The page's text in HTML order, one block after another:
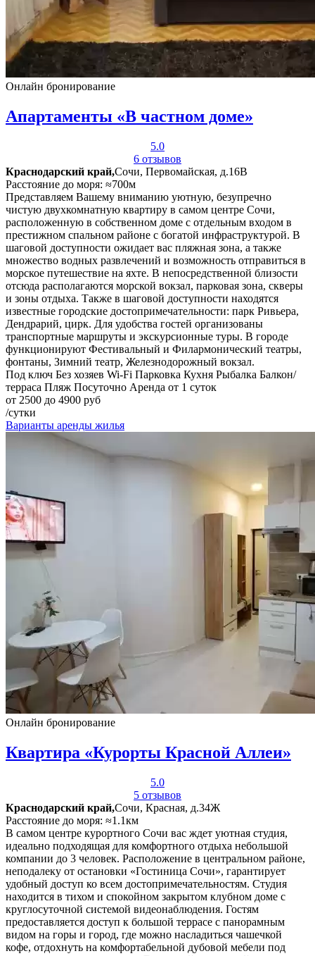
Онлайн бронирование
Апартаменты «В частном доме»
5.0
6 отзывов
Краснодарский край,Сочи, Первомайская, д.16В
Расстояние до моря: ≈700м
Представляем Вашему вниманию уютную, безупречно
чистую двухкомнатную квартиру в самом центре Сочи,
расположенную в собственном доме с отдельным входом в
престижном спальном районе с богатой инфраструктурой. В
шаговой доступности ожидает вас пляжная зона, а также
множество водных развлечений и возможность отправиться в
морское путешествие на яхте. В непосредственной близости
отсюда располагаются морской вокзал, парковая зона, скверы
и зоны отдыха. Также в шаговой доступности находятся
известные городские достопримечательности: парк Ривьера,
Дендрарий, цирк. Для удобства гостей организованы
транспортные маршруты и экскурсионные туры. В городе
функционируют Фестивальный и Филармонический театры,
фонтаны, Зимний театр, Железнодорожный вокзал.
Под ключ Без хозяев Wi-Fi Парковка Кухня Рыбалка Балкон/
терраса Пляж Посуточно Аренда от 1 суток
от 2500 до 4900 руб
/сутки
Варианты аренды жилья
Онлайн бронирование
Квартира «Курорты Красной Аллеи»
5.0
5 отзывов
Краснодарский край,Сочи, Красная, д.34Ж
Расстояние до моря: ≈1.1км
В самом центре курортного Сочи вас ждет уютная студия,
идеально подходящая для комфортного отдыха небольшой
компании до 3 человек. Расположение в центральном районе,
неподалеку от остановки «Гостиница Сочи», гарантирует
удобный доступ ко всем достопримечательностям. Студия
находится в тихом и спокойном закрытом клубном доме с
круглосуточной системой видеонаблюдения. Гостям
предоставляется доступ к большой террасе с панорамным
видом на горы и город, где можно насладиться чашечкой
кофе, отдохнуть на комфортабельной дубовой мебели под